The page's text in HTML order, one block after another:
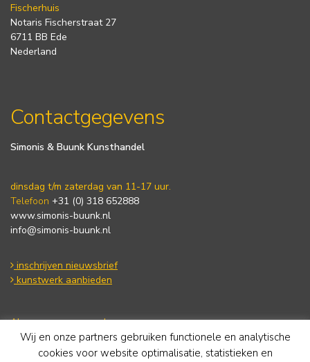
Fischerhuis
Notaris Fischerstraat 27
6711 BB Ede
Nederland
Contactgegevens
Simonis & Buunk Kunsthandel
dinsdag t/m zaterdag van 11-17 uur.
Telefoon +31 (0) 318 652888
www.simonis-buunk.nl
info@simonis-buunk.nl
inschrijven nieuwsbrief
kunstwerk aanbieden
Algemene voorwaarden
Privacy statement
Cookie Policy
Wij en onze partners gebruiken functionele en analytische
cookies voor website optimalisatie, statistieken en